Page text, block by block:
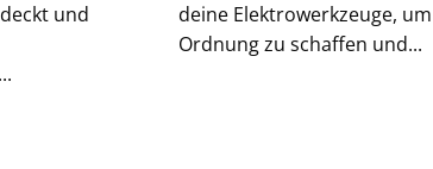
und
deine Elektrowerkzeuge, um
Ordnung zu schaffen und...